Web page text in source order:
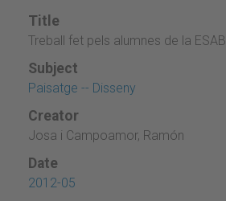
Title
Treball fet pels alumnes de la ESAB
Subject
Paisatge -- Disseny
Creator
Josa i Campoamor, Ramón
Date
2012-05